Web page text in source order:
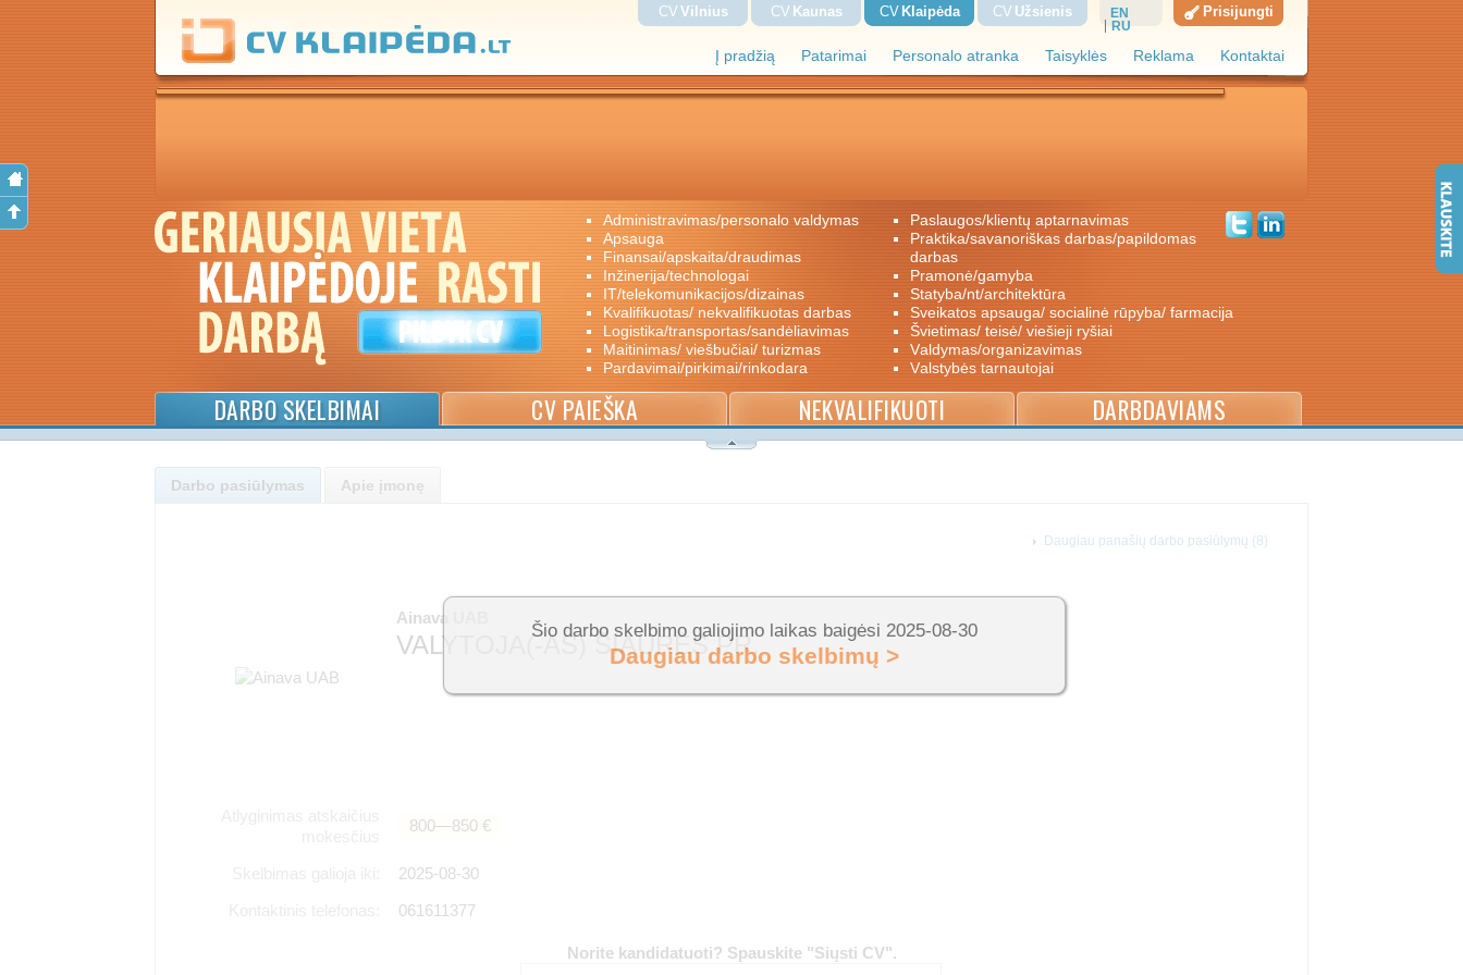
Į pradžią Patarimai Personalo atranka Taisyklės Reklama Kontaktai
CV Vilnius CV Kaunas CV Klaipėda CV Užsienis
EN
RU
Prisijungti
administravimas/personalo valdymas
apsauga
finansai/apskaita/draudimas
inžinerija/technologai
IT/telekomunikacijos/dizainas
kvalifikuotas/ nekvalifikuotas darbas
logistika/transportas/sandėliavimas
maitinimas/ viešbučiai/ turizmas
pardavimai/pirkimai/rinkodara
paslaugos/klientų aptarnavimas
praktika/savanoriškas darbas/papildomas
darbas
pramonė/gamyba
statyba/nt/architektūra
sveikatos apsauga/ socialinė rūpyba/ farmacija
švietimas/ teisė/ viešieji ryšiai
valdymas/organizavimas
valstybės tarnautojai
DARBO SKELBIMAI CV PAIEŠKA NEKVALIFIKUOTI DARBDAVIAMS
Darbo pasiūlymas Apie įmonę
Ainava UAB
VALYTOJA(-AS) ŠIAURĖS PR.
800―850 €
2025-08-30
061611377
Norite kandidatuoti? Spauskite "Siųsti CV".
Daugiau panašių darbo pasiūlymų (8)
Šio darbo skelbimo galiojimo laikas baigėsi 2025-08-30
Daugiau darbo skelbimų >